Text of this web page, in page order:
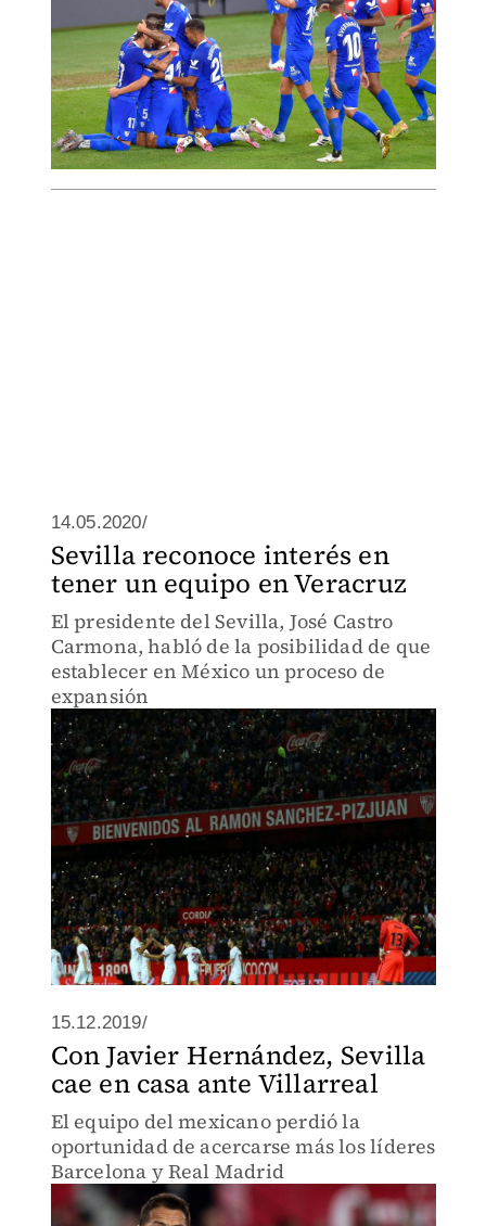
14.05.2020/
Sevilla reconoce interés en
tener un equipo en Veracruz
El presidente del Sevilla, José Castro
Carmona, habló de la posibilidad de que
establecer en México un proceso de
expansión
15.12.2019/
Con Javier Hernández, Sevilla
cae en casa ante Villarreal
El equipo del mexicano perdió la
oportunidad de acercarse más los líderes
Barcelona y Real Madrid